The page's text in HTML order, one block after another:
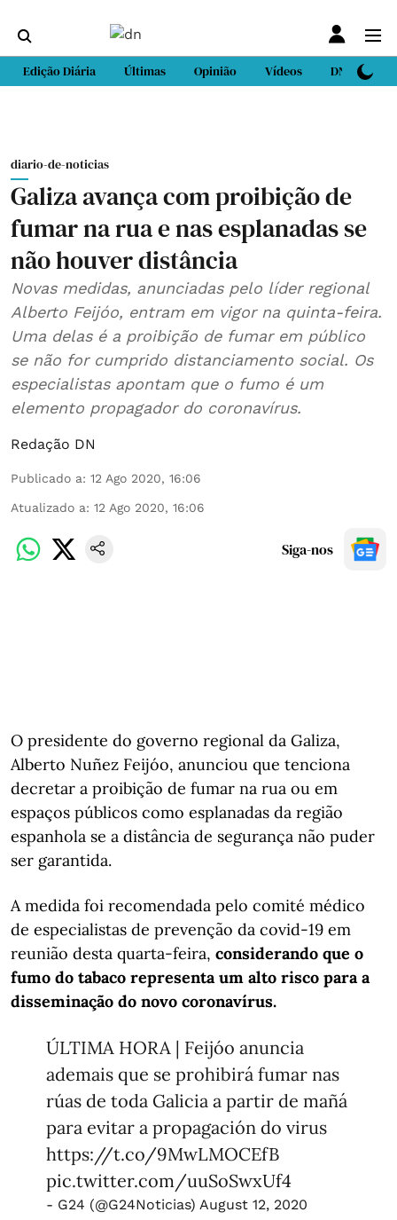
Edição Diária Últimas Opinião Vídeos DN Sport
diario-de-noticias
Galiza avança com proibição de
fumar na rua e nas esplanadas se
não houver distância
Novas medidas, anunciadas pelo líder regional
Alberto Feijóo, entram em vigor na quinta-feira.
Uma delas é a proibição de fumar em público
se não for cumprido distanciamento social. Os
especialistas apontam que o fumo é um
elemento propagador do coronavírus.
Redação DN
Publicado a: 12 Ago 2020, 16:06
Atualizado a: 12 Ago 2020, 16:06
Siga-nos
O presidente do governo regional da Galiza,
Alberto Nuñez Feijóo, anunciou que tenciona
decretar a proibição de fumar na rua ou em
espaços públicos como esplanadas da região
espanhola se a distância de segurança não puder
ser garantida.
A medida foi recomendada pelo comité médico
de especialistas de prevenção da covid-19 em
reunião desta quarta-feira, considerando que o
fumo do tabaco representa um alto risco para a
disseminação do novo coronavírus.
ÚLTIMA HORA | Feijóo anuncia
ademais que se prohibirá fumar nas
rúas de toda Galicia a partir de mañá
para evitar a propagación do virus
https://t.co/9MwLMOCEfB
pic.twitter.com/uuSoSwxUf4
- G24 (@G24Noticias) August 12, 2020